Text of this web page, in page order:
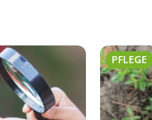
PFLEGE